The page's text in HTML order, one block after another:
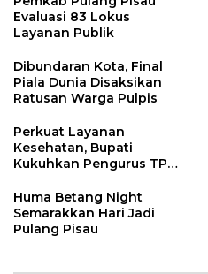
Evaluasi 83 Lokus
Layanan Publik
Dibundaran Kota, Final
Piala Dunia Disaksikan
Ratusan Warga Pulpis
Perkuat Layanan
Kesehatan, Bupati
Kukuhkan Pengurus TP
Huma Betang Night
Semarakkan Hari Jadi
Pulang Pisau